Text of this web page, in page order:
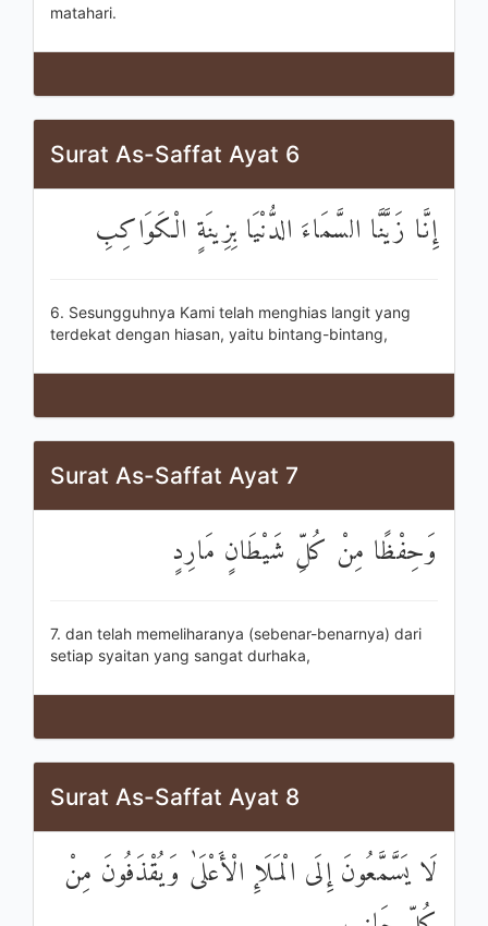
matahari.
Surat As-Saffat Ayat 6
إِنَّا زَيَّنَّا السَّمَاءَ الدُّنْيَا بِزِينَةٍ الْكَوَاكِبِ
6. Sesungguhnya Kami telah menghias langit yang
terdekat dengan hiasan, yaitu bintang-bintang,
Surat As-Saffat Ayat 7
وَحِفْظًا مِنْ كُلِّ شَيْطَانٍ مَارِدٍ
7. dan telah memeliharanya (sebenar-benarnya) dari
setiap syaitan yang sangat durhaka,
Surat As-Saffat Ayat 8
لَا يَسَّمَّعُونَ إِلَى الْمَلَإِ الْأَعْلَىٰ وَيُقْذَفُونَ مِنْ